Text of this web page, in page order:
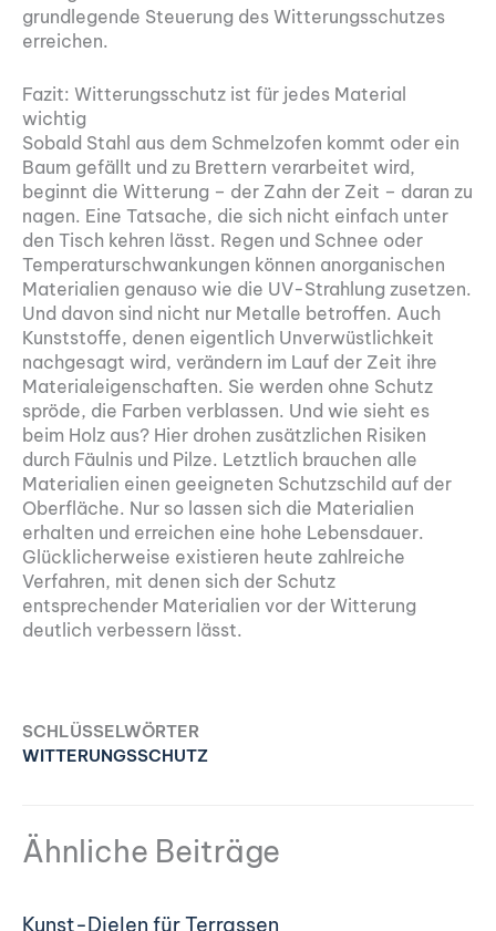
grundlegende Steuerung des Witterungsschutzes
erreichen.
Fazit: Witterungsschutz ist für jedes Material
wichtig
Sobald Stahl aus dem Schmelzofen kommt oder ein
Baum gefällt und zu Brettern verarbeitet wird,
beginnt die Witterung – der Zahn der Zeit – daran zu
nagen. Eine Tatsache, die sich nicht einfach unter
den Tisch kehren lässt. Regen und Schnee oder
Temperaturschwankungen können anorganischen
Materialien genauso wie die UV-Strahlung zusetzen.
Und davon sind nicht nur Metalle betroffen. Auch
Kunststoffe, denen eigentlich Unverwüstlichkeit
nachgesagt wird, verändern im Lauf der Zeit ihre
Materialeigenschaften. Sie werden ohne Schutz
spröde, die Farben verblassen. Und wie sieht es
beim Holz aus? Hier drohen zusätzlichen Risiken
durch Fäulnis und Pilze. Letztlich brauchen alle
Materialien einen geeigneten Schutzschild auf der
Oberfläche. Nur so lassen sich die Materialien
erhalten und erreichen eine hohe Lebensdauer.
Glücklicherweise existieren heute zahlreiche
Verfahren, mit denen sich der Schutz
entsprechender Materialien vor der Witterung
deutlich verbessern lässt.
SCHLÜSSELWÖRTER
WITTERUNGSSCHUTZ
Ähnliche Beiträge
Kunst-Dielen für Terrassen